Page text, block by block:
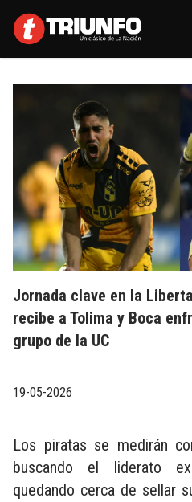
Jornada clave en la
recibe a Tolima y Boca
grupo de la UC
19-05-2026
Los piratas se medirán
buscando el liderato
quedando cerca de sellar